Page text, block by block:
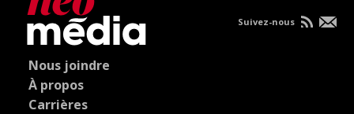
Nous joindre
À propos
Carrières
Suivez-nous